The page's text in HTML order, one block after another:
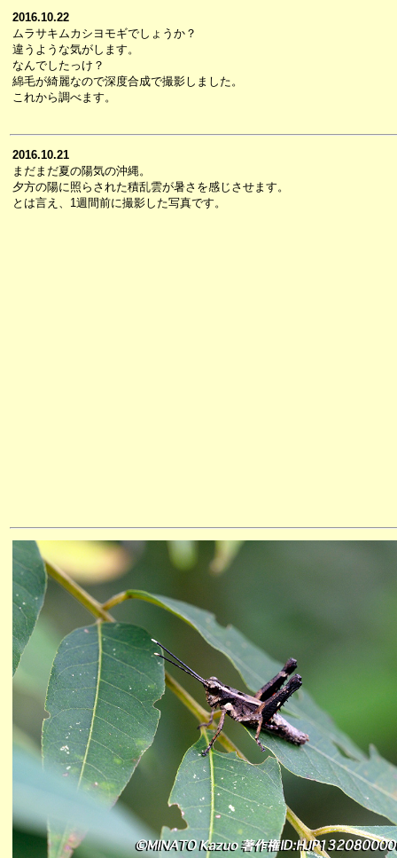
2016.10.22
ムラサキムカシヨモギでしょうか？
違うような気がします。
なんでしたっけ？
綿毛が綺麗なので深度合成で撮影しました。
これから調べます。
2016.10.21
まだまだ夏の陽気の沖縄。
夕方の陽に照らされた積乱雲が暑さを感じさせます。
とは言え、1週間前に撮影した写真です。